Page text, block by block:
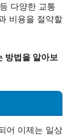
다양한 교통
비용을 절약할
방법을 알아보
어 이제는 일상